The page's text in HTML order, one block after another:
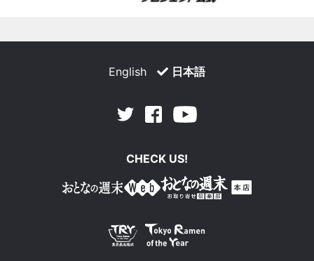
English 日本語
Twitter Facebook
CHECK US!